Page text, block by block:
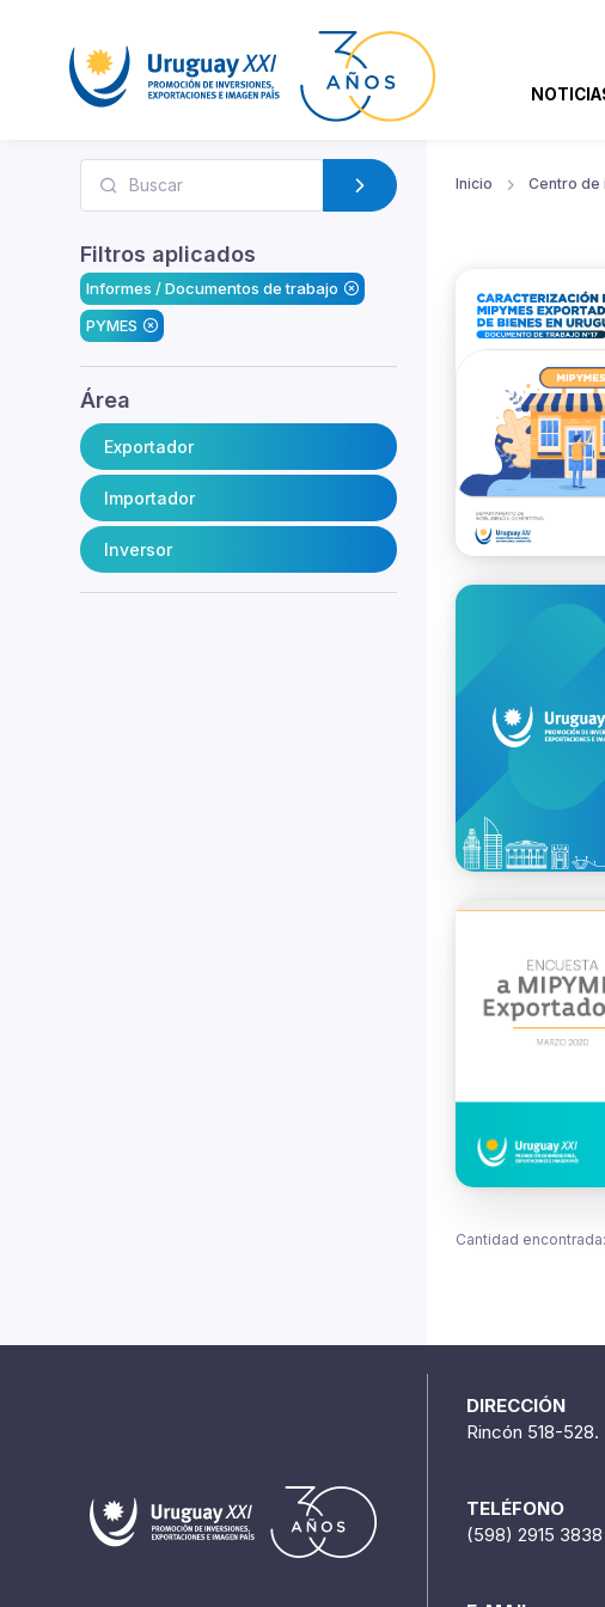
Filtros aplicados
Informes / Documentos de trabajo
PYMES
Área
Exportador
Importador
Inversor
Inicio Centro de
Cantidad encontrada:
DIRECCIÓN
Rincón 518-
TELÉFONO
(598) 2915 3838